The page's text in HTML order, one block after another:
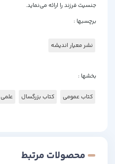
جنسیت فرزند را ارائه می‌نماید.
برچسبها :
نشر معیار اندیشه
بخشها :
کتاب عمومی کتاب بزرگسال
محصولات مرتبط